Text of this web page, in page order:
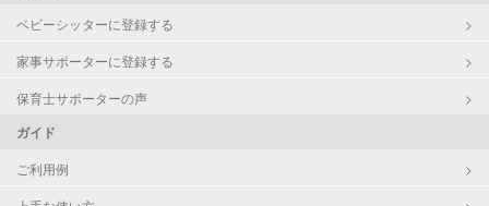
ベビーシッターに登録する
家事サポーターに登録する
保育士サポーターの声
ガイド
ご利用例